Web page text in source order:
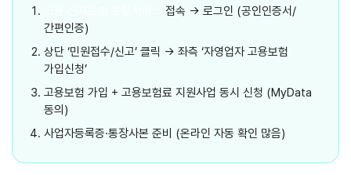
접속 → 로그인 (공인인증서/
간편인증)
상단 ‘민원접수/신고’ 클릭 → 좌측 ‘자영업자 고용보험
가입신청’
고용보험 가입 + 고용보험료 지원사업 동시 신청 (MyData
동의)
사업자등록증·통장사본 준비 (온라인 자동 확인 많음)